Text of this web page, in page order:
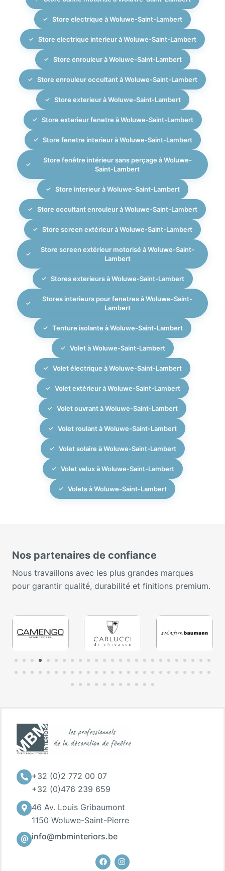
Store electrique à Woluwe-Saint-Lambert
Store electrique interieur à Woluwe-Saint-Lambert
Store enrouleur à Woluwe-Saint-Lambert
Store enrouleur occultant à Woluwe-Saint-Lambert
Store exterieur à Woluwe-Saint-Lambert
Store exterieur fenetre à Woluwe-Saint-Lambert
Store fenetre interieur à Woluwe-Saint-Lambert
Store fenêtre intérieur sans perçage à Woluwe-
Saint-Lambert
Store interieur à Woluwe-Saint-Lambert
Store occultant enrouleur à Woluwe-Saint-Lambert
Store screen extérieur à Woluwe-Saint-Lambert
Store screen extérieur motorisé à Woluwe-Saint-
Lambert
Stores exterieurs à Woluwe-Saint-Lambert
Stores interieurs pour fenetres à Woluwe-Saint-
Lambert
Tenture isolante à Woluwe-Saint-Lambert
Volet à Woluwe-Saint-Lambert
Volet électrique à Woluwe-Saint-Lambert
Volet extérieur à Woluwe-Saint-Lambert
Volet ouvrant à Woluwe-Saint-Lambert
Volet roulant à Woluwe-Saint-Lambert
Volet solaire à Woluwe-Saint-Lambert
Volet velux à Woluwe-Saint-Lambert
Volets à Woluwe-Saint-Lambert
Nos partenaires de confiance
Nous travaillons avec les plus grandes marques
pour garantir qualité, durabilité et finitions premium.
+32 (0)2 772 00 07
+32 (0)476 239 659
46 Av. Louis Gribaumont
1150 Woluwe-Saint-Pierre
info@mbminteriors.be
FacebookInstagram